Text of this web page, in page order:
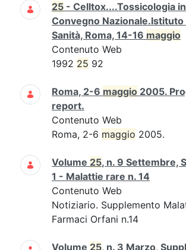
25 - Celltox....Tossicologia
Convegno
Sanità, Roma, 14-16 maggio
Contenuto Web
1992 25 92
Roma, 2-6 maggio 2005.
report.
Contenuto Web
Roma, 2-6 maggio 2005.
Volume 25, n. 9 Settembre,
1 - Malattie rare n. 14
Contenuto Web
Notiziario. Supplemento
Farmaci Orfani n.14
Volume 25, n. 3 Marzo,